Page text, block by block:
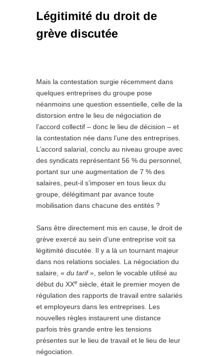
Légitimité du droit de
grève discutée
Mais la contestation surgie récemment dans
quelques entreprises du groupe pose
néanmoins une question essentielle, celle de la
distorsion entre le lieu de négociation de
l’accord collectif – donc le lieu de décision – et
la contestation née dans l’une des entreprises.
L’accord salarial, conclu au niveau groupe avec
des syndicats représentant 56 % du personnel,
portant sur une augmentation de 7 % des
salaires, peut-il s’imposer en tous lieux du
groupe, délégitimant par avance toute
mobilisation dans chacune des entités ?
Sans être directement mis en cause, le droit de
grève exercé au sein d’une entreprise voit sa
légitimité discutée. Il y a là un tournant majeur
dans nos relations sociales. La négociation du
salaire, « du tarif», selon le vocable utilisé au
début du XXe siècle, était le premier moyen de
régulation des rapports de travail entre salariés
et employeurs dans les entreprises. Les
nouvelles règles instaurent une distance
parfois très grande entre les tensions
présentes sur le lieu de travail et le lieu de leur
négociation.